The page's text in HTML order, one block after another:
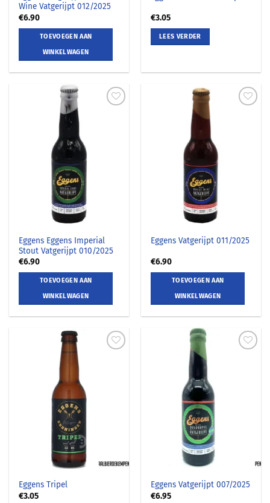
Wine Vatgerijpt 012/2025
€6.90
TOEVOEGEN AAN
WINKELWAGEN
€3.05
LEES VERDER
Eggens Eggens Imperial
Stout Vatgerijpt 010/2025
€6.90
TOEVOEGEN AAN
WINKELWAGEN
Eggens Vatgerijpt 011/2025
€6.90
TOEVOEGEN AAN
WINKELWAGEN
Eggens Tripel
€3.05
Eggens Vatgerijpt 007/2025
€6.95